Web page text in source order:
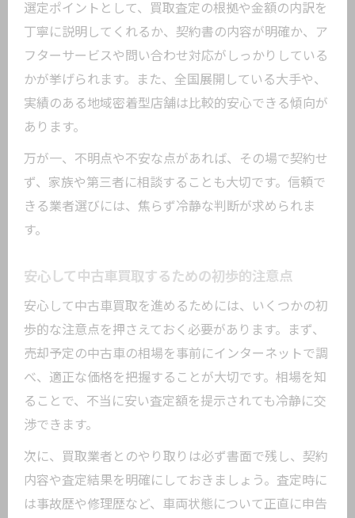
大鳥居駅で中古車買取する際の注意事項
まとめ
中古車買取で後悔しないための相談窓口
活用術
とは
口コミや評判で見抜く中古車買取業者の
実力
中古車買取で失敗しない業者選びのコツ
悪徳業者と優良中古車買取業者の違いを
解説
中古車買取で安全な取引を実現するため
に
中古車買取の流れと闇対策の実践ガイド
中古車買取の一般的な流れと必要書類の
選定ポイントとして、買取査定の根拠や金額の内訳を
丁寧に説明してくれるか、契約書の内容が明確か、ア
フターサービスや問い合わせ対応がしっかりしている
かが挙げられます。また、全国展開している大手や、
実績のある地域密着型店舗は比較的安心できる傾向が
あります。
万が一、不明点や不安な点があれば、その場で契約せ
ず、家族や第三者に相談することも大切です。信頼で
きる業者選びには、焦らず冷静な判断が求められま
す。
安心して中古車買取するための初歩的注意点
安心して中古車買取を進めるためには、いくつかの初
歩的な注意点を押さえておく必要があります。まず、
売却予定の中古車の相場を事前にインターネットで調
べ、適正な価格を把握することが大切です。相場を知
ることで、不当に安い査定額を提示されても冷静に交
渉できます。
次に、買取業者とのやり取りは必ず書面で残し、契約
内容や査定結果を明確にしておきましょう。査定時に
は事故歴や修理歴など、車両状態について正直に申告